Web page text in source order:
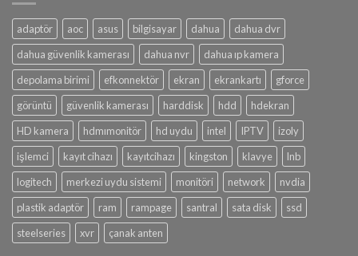
adaptör aoc asus bilgisayar dahua
dahua dvr
dahua güvenlik kamerası
dahua nvr
dahua ıp kamera
depolama birimi
efkonnektör ekran ekrankartı
gforce
görüntü
güvenlik kamerası harddisk hdd
hdekran
HD kamera
hdmımonitör hd uydu intel IPTV
izoly
işlemci
kayıt cihazı kayıtcihazı kingston klavye
lnb
logitech
merkezi uydu sistemi monitöri network
nvdia
plastik adaptör
ram rampage santral sata disk
ssd
steelseries
xvr çanak anten